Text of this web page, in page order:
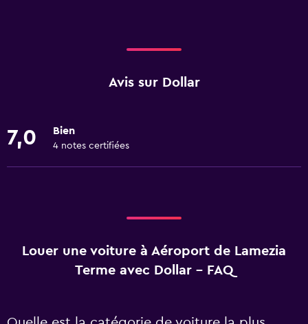
Avis sur Dollar
7,0 Bien
4 notes certifiées
Louer une voiture à Aéroport de Lamezia
Terme avec Dollar - FAQ